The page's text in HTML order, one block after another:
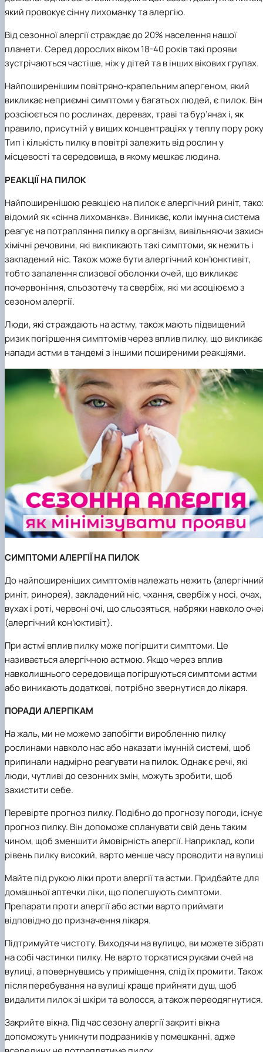
який провокує сінну лихоманку та алергію.
Від сезонної алергії страждає до 20% населення нашої
планети. Серед дорослих віком 18-40 років такі прояви
зустрічаються частіше, ніж у дітей та в інших вікових групах.
Найпоширенішим повітряно-крапельним алергеном, який
викликає неприємні симптоми у багатьох людей, є пилок. Він
розсіюється по рослинах, деревах, траві та бур’янах і, як
правило, присутній у вищих концентраціях у теплу пору
Тип і кількість пилку в повітрі залежить від рослин у
місцевості та середовища, в якому мешкає людина.
РЕАКЦІЇ НА ПИЛОК
Найпоширенішою реакцією на пилок є алергічний риніт,
відомий як «сінна лихоманка». Виникає, коли імунна система
реагує на потрапляння пилку в організм, вивільняючи
хімічні речовини, які викликають такі симптоми, як нежить і
закладений ніс. Також може бути алергічний кон’юнктивіт,
тобто запалення слизової оболонки очей, що викликає
почервоніння, сльозотечу та свербіж, які ми асоціюємо з
сезоном алергії.
Люди, які страждають на астму, також мають підвищений
ризик погіршення симптомів через вплив пилку, що викликає
напади астми в тандемі з іншими поширеними реакціями.
СИМПТОМИ АЛЕРГІЇ НА ПИЛОК
До найпоширеніших симптомів належать нежить
риніт, ринорея), закладений ніс, чхання, свербіж у носі, очах,
вухах і роті, червоні очі, що сльозяться, набряки навколо
(алергічний кон’юктивіт).
При астмі вплив пилку може погіршити симптоми. Це
називається алергічною астмою. Якщо через вплив
навколишнього середовища погіршуються симптоми астми
або виникають додаткові, потрібно звернутися до лікаря.
ПОРАДИ АЛЕРГІКАМ
На жаль, ми не можемо запобігти виробленню пилку
рослинами навколо нас або наказати імунній системі, щоб
припинали надмірно реагувати на пилок. Однак є речі, які
люди, чутливі до сезонних змін, можуть зробити, щоб
захистити себе.
Перевірте прогноз пилку. Подібно до прогнозу погоди, існує
прогноз пилку. Він допоможе спланувати свій день таким
чином, щоб зменшити ймовірність алергії. Наприклад, коли
рівень пилку високий, варто менше часу проводити на
Майте під рукою ліки проти алергії та астми. Придбайте для
домашньої аптечки ліки, що полегшують симптоми.
Препарати проти алергії або астми варто приймати
відповідно до призначення лікаря.
Підтримуйте чистоту. Виходячи на вулицю, ви можете
на собі частинки пилку. Не варто торкатися руками очей на
вулиці, а повернувшись у приміщення, слід їх промити. Також
після перебування на вулиці краще прийняти душ, щоб
видалити пилок зі шкіри та волосся, а також переодягнутися.
Закрийте вікна. Під час сезону алергії закриті вікна
допоможуть уникнути подразників у помешканні, адже